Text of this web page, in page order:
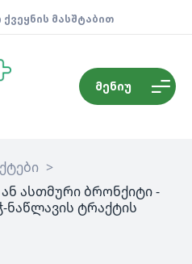
მასშტაბით
მენიუ
>
ასთმური ბრონქიტი -
ნაწლავის ტრაქტის